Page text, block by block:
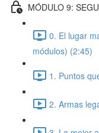
MÓDULO 9:
0. El lugar
módulos) (2:45)
1. Puntos
2. Armas